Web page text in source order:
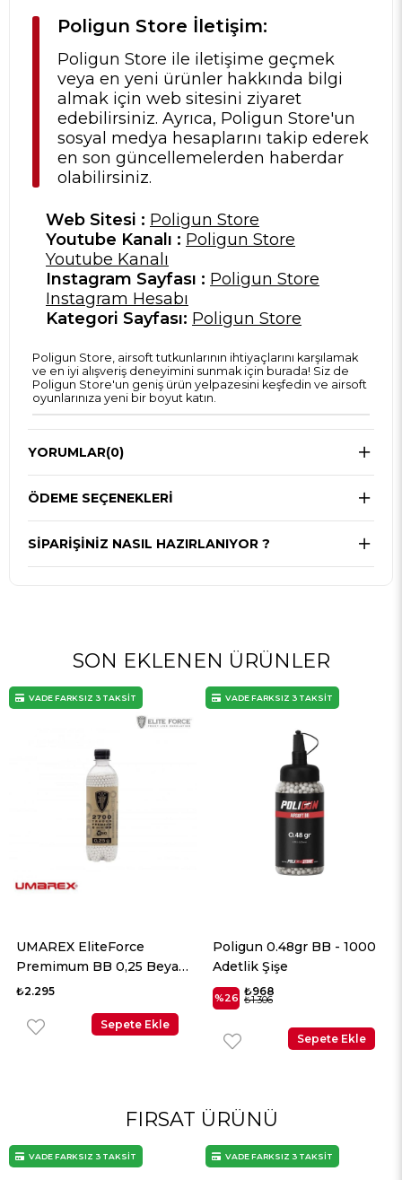
Poligun Store İletişim:
Poligun Store ile iletişime geçmek
veya en yeni ürünler hakkında bilgi
almak için web sitesini ziyaret
edebilirsiniz. Ayrıca, Poligun Store'un
sosyal medya hesaplarını takip ederek
en son güncellemelerden haberdar
olabilirsiniz.
Web Sitesi : Poligun Store
Youtube Kanalı : Poligun Store
Youtube Kanalı
Instagram Sayfası : Poligun Store
Instagram Hesabı
Kategori Sayfası: Poligun Store
Poligun Store, airsoft tutkunlarının ihtiyaçlarını karşılamak
ve en iyi alışveriş deneyimini sunmak için burada! Siz de
Poligun Store'un geniş ürün yelpazesini keşfedin ve airsoft
oyunlarınıza yeni bir boyut katın.
YORUMLAR(0)
ÖDEME SEÇENEKLERI
SIPARIŞINIZ NASIL HAZIRLANIYOR ?
SON EKLENEN ÜRÜNLER
UMAREX EliteForce
Premimum BB 0,25 Beyaz
2700 Adet
₺2.295
Sepete Ekle
VADE FARKSIZ 3 TAKSİT
Poligun 0.48gr BB - 1000
Adetlik Şişe
%26 ₺968
₺1.306
Sepete Ekle
VADE FARKSIZ 3 TAKSİT
FIRSAT ÜRÜNÜ
VADE FARKSIZ 3 TAKSİT VADE FARKSIZ 3 TAKSİT